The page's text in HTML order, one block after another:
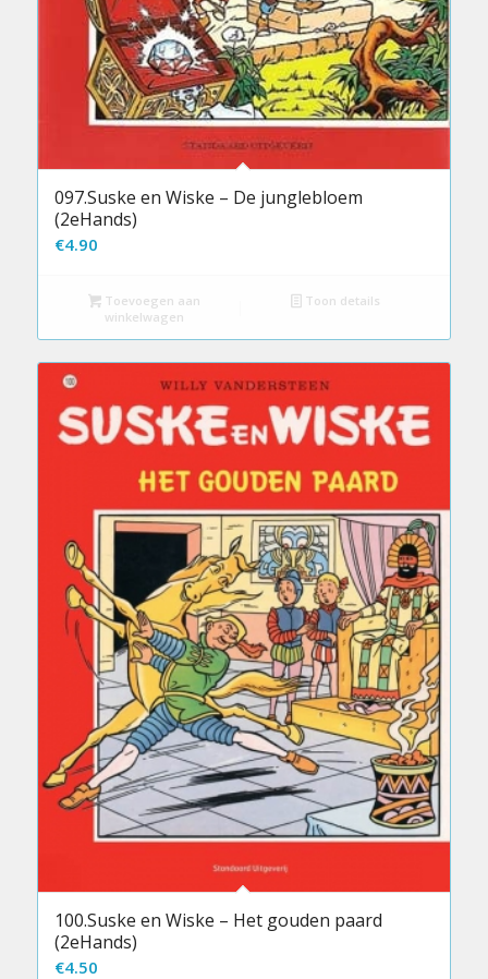
097.Suske en Wiske – De junglebloem
(2eHands)
€4.90
Toevoegen aan
winkelwagen
Toon details
100.Suske en Wiske – Het gouden paard
(2eHands)
€4.50